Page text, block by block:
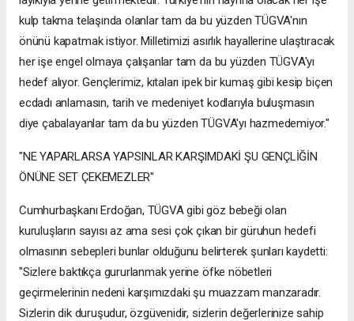
kulp takma telaşında olanlar tam da bu yüzden TÜGVA'nın
önünü kapatmak istiyor. Milletimizi asırlık hayallerine ulaştıracak
her işe engel olmaya çalışanlar tam da bu yüzden TÜGVA'yı
hedef alıyor. Gençlerimiz, kıtaları ipek bir kumaş gibi kesip biçen
ecdadı anlamasın, tarih ve medeniyet kodlarıyla buluşmasın
diye çabalayanlar tam da bu yüzden TÜGVA'yı hazmedemiyor."
"NE YAPARLARSA YAPSINLAR KARŞIMDAKİ ŞU GENÇLİĞİN
ÖNÜNE SET ÇEKEMEZLER"
Cumhurbaşkanı Erdoğan, TÜGVA gibi göz bebeği olan
kuruluşların sayısı az ama sesi çok çıkan bir güruhun hedefi
olmasının sebepleri bunlar olduğunu belirterek şunları kaydetti:
"Sizlere baktıkça gururlanmak yerine öfke nöbetleri
geçirmelerinin nedeni karşımızdaki şu muazzam manzaradır.
Sizlerin dik duruşudur, özgüvenidir, sizlerin değerlerinize sahip